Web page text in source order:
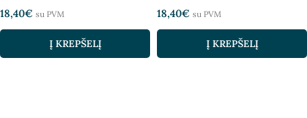
18,40€ su PVM
Į KREPŠELĮ
18,40€ su PVM
Į KREPŠELĮ